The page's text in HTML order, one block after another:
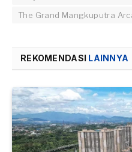
The Grand Mangkuputra
REKOMENDASI LAINNYA